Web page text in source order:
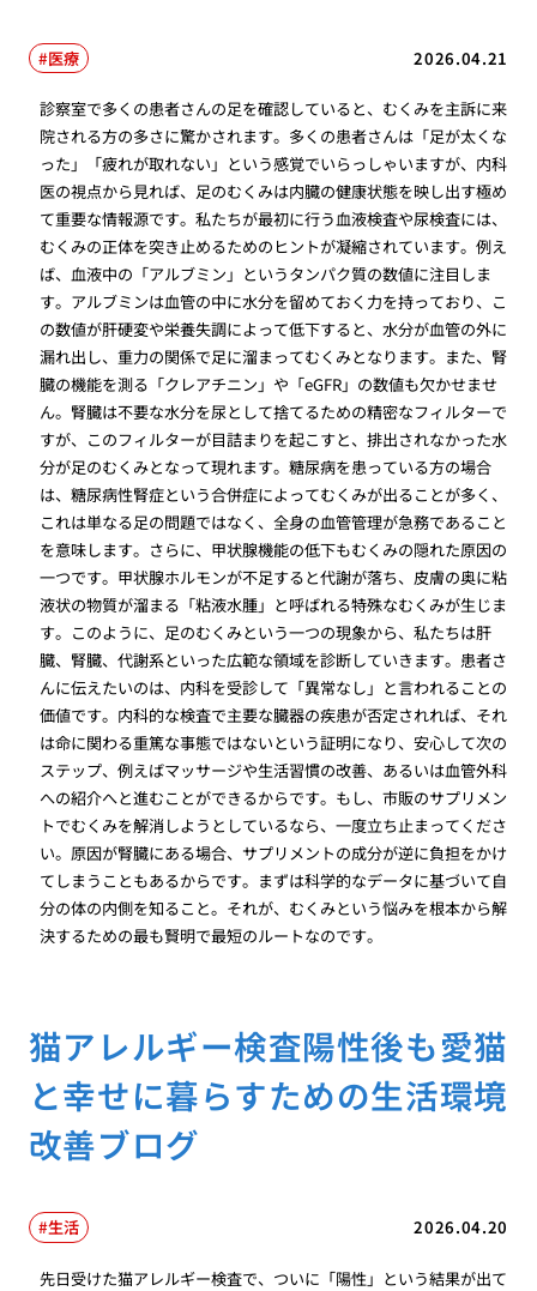
2026.04.21
医療
診察室で多くの患者さんの足を確認していると、むくみを主訴に来
院される方の多さに驚かされます。多くの患者さんは「足が太くな
った」「疲れが取れない」という感覚でいらっしゃいますが、内科
医の視点から見れば、足のむくみは内臓の健康状態を映し出す極め
て重要な情報源です。私たちが最初に行う血液検査や尿検査には、
むくみの正体を突き止めるためのヒントが凝縮されています。例え
ば、血液中の「アルブミン」というタンパク質の数値に注目しま
す。アルブミンは血管の中に水分を留めておく力を持っており、こ
の数値が肝硬変や栄養失調によって低下すると、水分が血管の外に
漏れ出し、重力の関係で足に溜まってむくみとなります。また、腎
臓の機能を測る「クレアチニン」や「eGFR」の数値も欠かせませ
ん。腎臓は不要な水分を尿として捨てるための精密なフィルターで
すが、このフィルターが目詰まりを起こすと、排出されなかった水
分が足のむくみとなって現れます。糖尿病を患っている方の場合
は、糖尿病性腎症という合併症によってむくみが出ることが多く、
これは単なる足の問題ではなく、全身の血管管理が急務であること
を意味します。さらに、甲状腺機能の低下もむくみの隠れた原因の
一つです。甲状腺ホルモンが不足すると代謝が落ち、皮膚の奥に粘
液状の物質が溜まる「粘液水腫」と呼ばれる特殊なむくみが生じま
す。このように、足のむくみという一つの現象から、私たちは肝
臓、腎臓、代謝系といった広範な領域を診断していきます。患者さ
んに伝えたいのは、内科を受診して「異常なし」と言われることの
価値です。内科的な検査で主要な臓器の疾患が否定されれば、それ
は命に関わる重篤な事態ではないという証明になり、安心して次の
ステップ、例えばマッサージや生活習慣の改善、あるいは血管外科
への紹介へと進むことができるからです。もし、市販のサプリメン
トでむくみを解消しようとしているなら、一度立ち止まってくださ
い。原因が腎臓にある場合、サプリメントの成分が逆に負担をかけ
てしまうこともあるからです。まずは科学的なデータに基づいて自
分の体の内側を知ること。それが、むくみという悩みを根本から解
決するための最も賢明で最短のルートなのです。
猫アレルギー検査陽性後も愛猫
と幸せに暮らすための生活環境
改善ブログ
2026.04.20
生活
先日受けた猫アレルギー検査で、ついに「陽性」という結果が出て